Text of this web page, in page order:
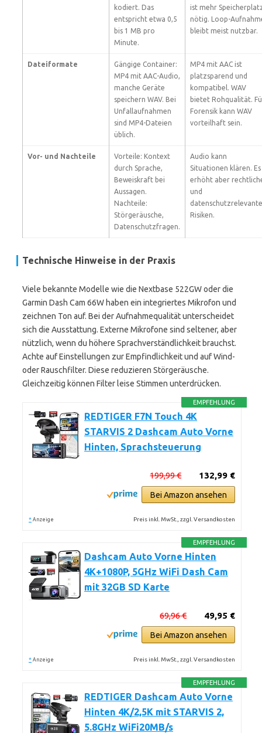
kodiert. Das
entspricht etwa 0,5
bis 1 MB pro
Minute.
ist mehr
nötig. Loop-
bleibt meist nutzbar.
Dateiformate
Gängige Container:
MP4 mit AAC-Audio,
manche Geräte
speichern WAV. Bei
Unfallaufnahmen
sind MP4-Dateien
üblich.
MP4 mit AAC ist
platzsparend und
kompatibel. WAV
bietet Rohqualität.
Forensik kann WAV
vorteilhaft sein.
Vor- und Nachteile
Vorteile: Kontext
durch Sprache,
Beweiskraft bei
Aussagen.
Nachteile:
Störgeräusche,
Datenschutzfragen.
Audio kann
Situationen klären. Es
erhöht aber
und
datenschutzrelevante
Risiken.
Technische Hinweise in der Praxis
Viele bekannte Modelle wie die Nextbase 522GW oder die
Garmin Dash Cam 66W haben ein integriertes Mikrofon und
zeichnen Ton auf. Bei der Aufnahmequalität unterscheidet
sich die Ausstattung. Externe Mikrofone sind seltener, aber
nützlich, wenn du höhere Sprachverständlichkeit brauchst.
Achte auf Einstellungen zur Empfindlichkeit und auf Wind-
oder Rauschfilter. Diese reduzieren Störgeräusche.
Gleichzeitig können Filter leise Stimmen unterdrücken.
EMPFEHLUNG
REDTIGER F7N Touch 4K
STARVIS 2 Dashcam Auto Vorne
Hinten, Sprachsteuerung
132,99 €
199,99 €
Bei Amazon ansehen
* Anzeige Preis inkl. MwSt., zzgl. Versandkosten
EMPFEHLUNG
Dashcam Auto Vorne Hinten
4K+1080P, 5GHz WiFi Dash Cam
mit 32GB SD Karte
49,95 €
69,96 €
Bei Amazon ansehen
* Anzeige Preis inkl. MwSt., zzgl. Versandkosten
EMPFEHLUNG
REDTIGER Dashcam Auto Vorne
Hinten 4K/2,5K mit STARVIS 2,
5.8GHz WiFi20MB/s